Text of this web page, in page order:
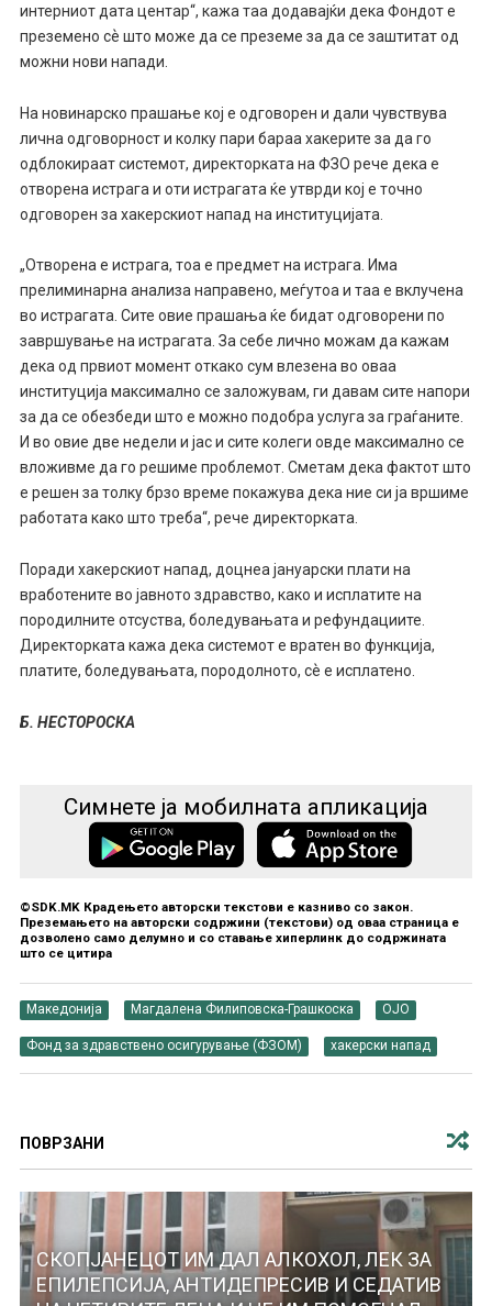
интерниот дата центар“, кажа таа додавајќи дека Фондот е
преземено сѐ што може да се преземе за да се заштитат од
можни нови напади.
На новинарско прашање кој е одговорен и дали чувствува
лична одговорност и колку пари бараа хакерите за да го
одблокираат системот, директорката на ФЗО рече дека е
отворена истрага и оти истрагата ќе утврди кој е точно
одговорен за хакерскиот напад на институцијата.
„Отворена е истрага, тоа е предмет на истрага. Има
прелиминарна анализа направено, меѓутоа и таа е вклучена
во истрагата. Сите овие прашања ќе бидат одговорени по
завршување на истрагата. За себе лично можам да кажам
дека од првиот момент откако сум влезена во оваа
институција максимално се заложувам, ги давам сите напори
за да се обезбеди што е можно подобра услуга за граѓаните.
И во овие две недели и јас и сите колеги овде максимално се
вложивме да го решиме проблемот. Сметам дека фактот што
е решен за толку брзо време покажува дека ние си ја вршиме
работата како што треба“, рече директорката.
Поради хакерскиот напад, доцнеа јануарски плати на
вработените во јавното здравство, како и исплатите на
породилните отсуства, боледувањата и рефундациите.
Директорката кажа дека системот е вратен во функција,
платите, боледувањата, породолното, сѐ е исплатено.
Б. НЕСТОРОСКА
Симнете ја мобилната апликација
©SDK.MK Крадењето авторски текстови е казниво со закон.
Преземањето на авторски содржини (текстови) од оваа страница е
дозволено само делумно и со ставање хиперлинк до содржината
што се цитира
Македонија Магдалена Филиповска-Грашкоска ОЈО
Фонд за здравствено осигурување (ФЗОМ) хакерски напад
ПОВРЗАНИ
СКОПЈАНЕЦОТ ИМ ДАЛ АЛКОХОЛ, ЛЕК ЗА
ЕПИЛЕПСИЈА, АНТИДЕПРЕСИВ И СЕДАТИВ